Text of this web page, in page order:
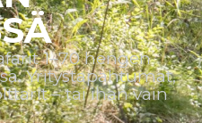
1–70 hengen
Yritystapahtumat,
– tai ihan vain